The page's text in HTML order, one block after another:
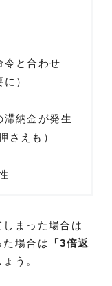
令と合わせ
）
滞納金が発生
さえも）
まった場合は
た場合は
「3倍返
う。